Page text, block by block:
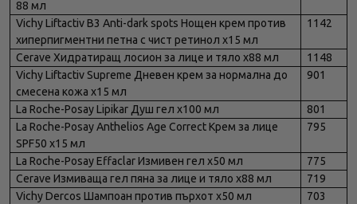
88 мл
Vichy Liftactiv B3 Anti-dark spots Нощен крем против
хиперпигментни петна с чист ретинол х15 мл
1142
Cerave Хидратиращ лосион за лице и тяло х88 мл
1148
Vichy Liftactiv Supreme Дневен крем за нормална до
смесена кожа х15 мл
901
La Roche-Posay Lipikar Душ гел х100 мл
801
La Roche-Posay Anthelios Age Correct Крем за лице
SPF50 х15 мл
795
La Roche-Posay Effaclar Измивен гел х50 мл
775
Cerave Измиваща гел пяна за лице и тяло х88 мл
719
Vichy Dercos Шампоан против пърхот х50 мл
703